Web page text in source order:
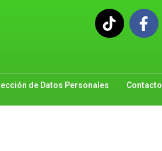
de Datos Personales Contacto